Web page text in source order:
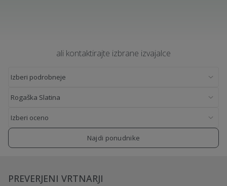
ali kontaktirajte izbrane izvajalce
Najdi ponudnike
PREVERJENI VRTNARJI